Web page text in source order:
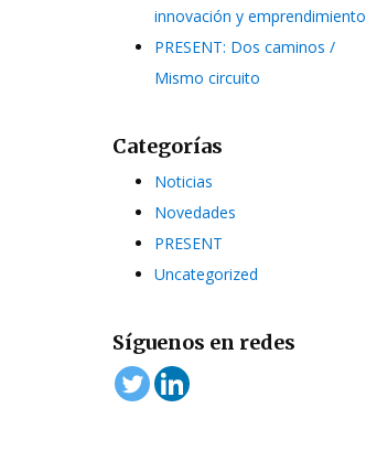
innovación y emprendimiento
PRESENT: Dos caminos /
Mismo circuito
Categorías
Noticias
Novedades
PRESENT
Uncategorized
Síguenos en redes